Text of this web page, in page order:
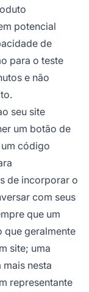
potencial
de
para o teste
e não
seu site
um botão de
código
de incorporar o
com seus
que um
que geralmente
site; uma
nesta
representante